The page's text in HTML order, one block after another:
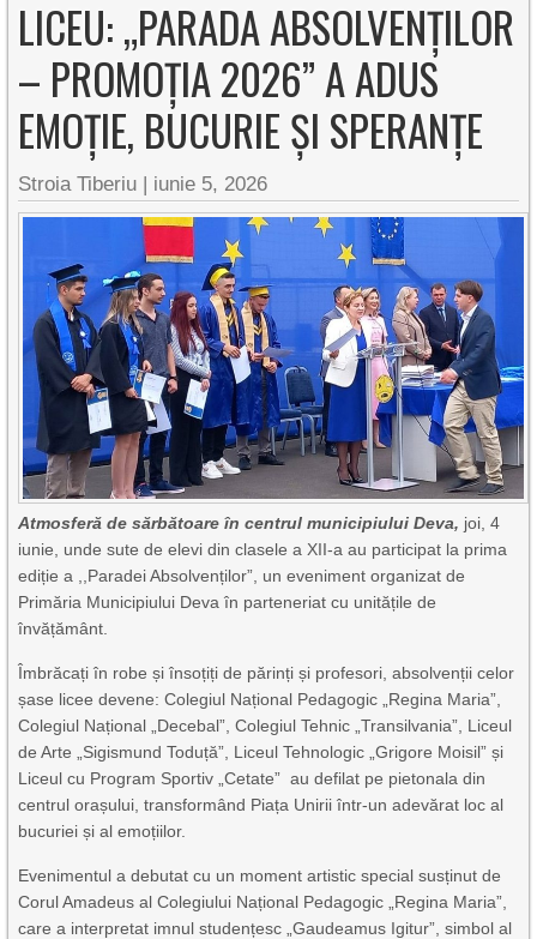
LICEU: „PARADA ABSOLVENȚILOR
– PROMOȚIA 2026” A ADUS
EMOȚIE, BUCURIE ȘI SPERANȚE
Stroia Tiberiu | iunie 5, 2026
Atmosferă de sărbătoare în centrul municipiului Deva, joi, 4
iunie, unde sute de elevi din clasele a XII-a au participat la prima
ediție a ,,Paradei Absolvenților”, un eveniment organizat de
Primăria Municipiului Deva în parteneriat cu unitățile de
învățământ.
Îmbrăcați în robe și însoțiți de părinți și profesori, absolvenții celor
șase licee devene: Colegiul Național Pedagogic „Regina Maria”,
Colegiul Național „Decebal”, Colegiul Tehnic „Transilvania”, Liceul
de Arte „Sigismund Toduță”, Liceul Tehnologic „Grigore Moisil” și
Liceul cu Program Sportiv „Cetate” au defilat pe pietonala din
centrul orașului, transformând Piața Unirii într-un adevărat loc al
bucuriei și al emoțiilor.
Evenimentul a debutat cu un moment artistic special susținut de
Corul Amadeus al Colegiului Național Pedagogic „Regina Maria”,
care a interpretat imnul studențesc „Gaudeamus Igitur”, simbol al